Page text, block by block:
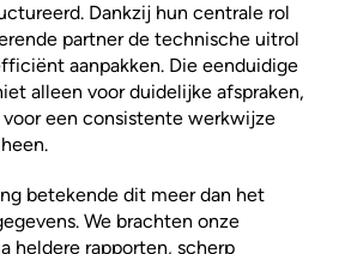
Dankzij hun centrale rol
partner de technische uitrol
aanpakken. Die eenduidige
alleen voor duidelijke afspraken,
een consistente werkwijze
betekende dit meer dan het
We brachten onze
heldere rapporten, scherp